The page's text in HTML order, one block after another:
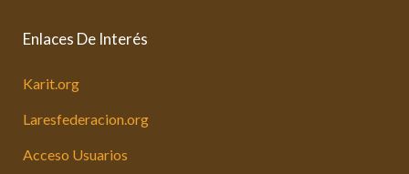
Enlaces De Interés
Karit.org
Laresfederacion.org
Acceso Usuarios